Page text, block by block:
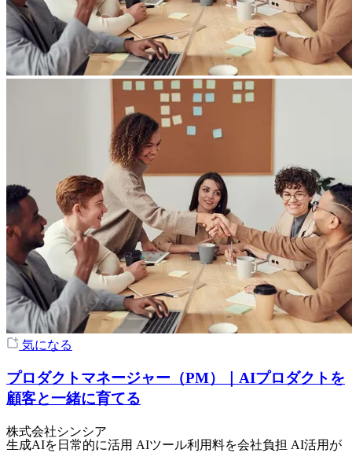
気になる
プロダクトマネージャー（PM）｜AIプロダクトを
顧客と一緒に育てる
株式会社シンシア
生成AIを日常的に活用 AIツール利用料を会社負担 AI活用が